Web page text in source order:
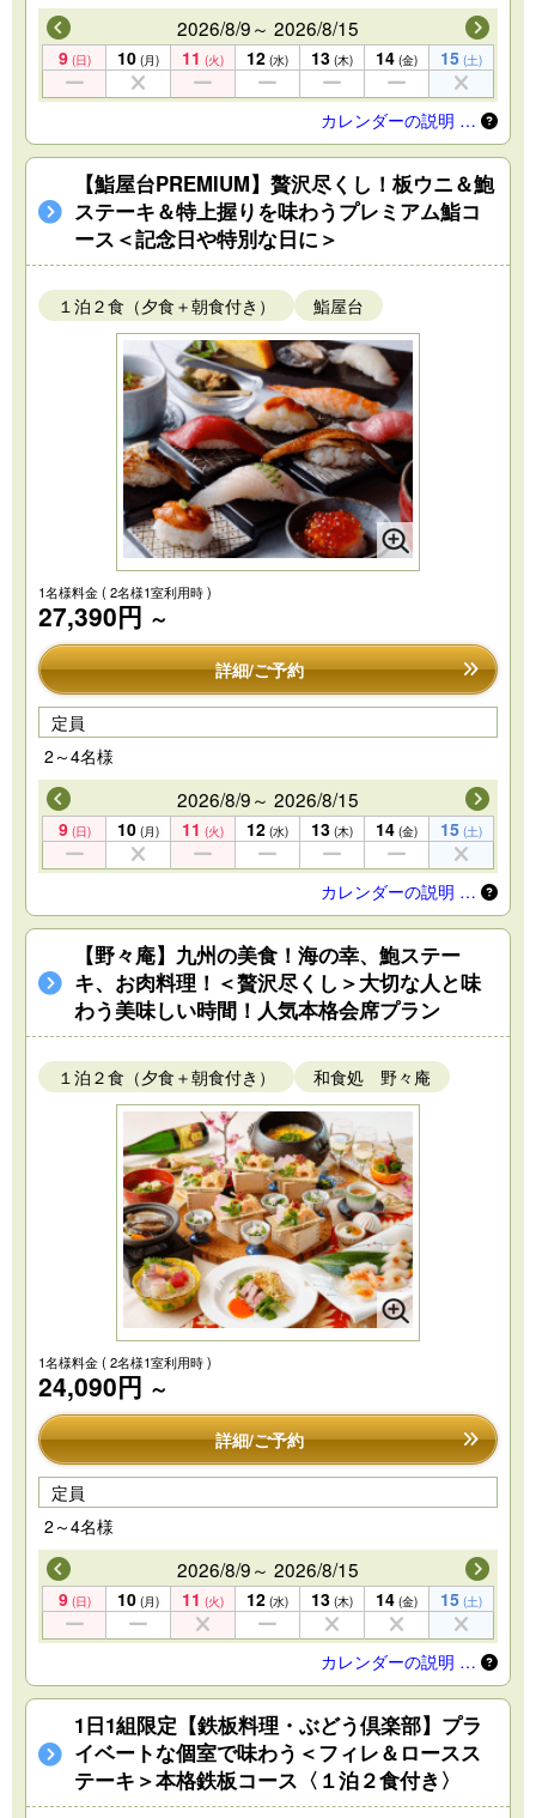
2026/8/9～ 2026/8/15
9 (日) 10 (月) 11 (火) 12 (水) 13 (木) 14 (金) 15 (土)
カレンダーの説明 …
【鮨屋台PREMIUM】贅沢尽くし！板ウニ＆鮑
ステーキ＆特上握りを味わうプレミアム鮨コ
ース＜記念日や特別な日に＞
１泊２食（夕食＋朝食付き） 鮨屋台
1名様料金( 2名様1室利用時 )
27,390円 ～
詳細/ご予約
定員
2～4名様
2026/8/9～ 2026/8/15
9 (日) 10 (月) 11 (火) 12 (水) 13 (木) 14 (金) 15 (土)
カレンダーの説明 …
【野々庵】九州の美食！海の幸、鮑ステー
キ、お肉料理！＜贅沢尽くし＞大切な人と味
わう美味しい時間！人気本格会席プラン
１泊２食（夕食＋朝食付き） 和食処 野々庵
1名様料金( 2名様1室利用時 )
24,090円 ～
詳細/ご予約
定員
2～4名様
2026/8/9～ 2026/8/15
9 (日) 10 (月) 11 (火) 12 (水) 13 (木) 14 (金) 15 (土)
カレンダーの説明 …
1日1組限定【鉄板料理・ぶどう倶楽部】プラ
イベートな個室で味わう＜フィレ＆ロースス
テーキ＞本格鉄板コース〈１泊２食付き〉